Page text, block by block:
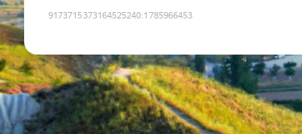
9173715373164525240:1785966453